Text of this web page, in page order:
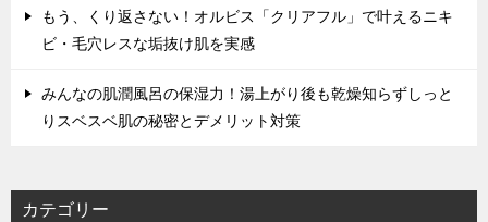
もう、くり返さない！オルビス「クリアフル」で叶えるニキ
ビ・毛穴レスな垢抜け肌を実感
みんなの肌潤風呂の保湿力！湯上がり後も乾燥知らずしっと
りスベスベ肌の秘密とデメリット対策
カテゴリー